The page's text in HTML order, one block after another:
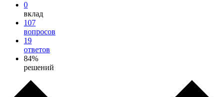
0
вклад
107
вопросов
19
ответов
84%
решений